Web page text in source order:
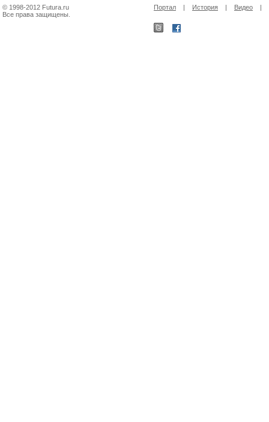
© 1998-2012 Futura.ru
Все права защищены.
Портал | История | Видео |